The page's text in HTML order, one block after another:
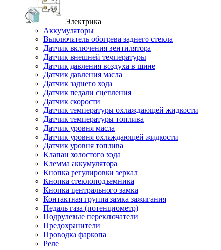
Электрика
Аккумуляторы
Выключатель обогрева заднего стекла
Датчик включения вентилятора
Датчик внешней температуры
Датчик давления воздуха в шине
Датчик давления масла
Датчик заднего хода
Датчик педали сцепления
Датчик скорости
Датчик температуры охлаждающей жидкости
Датчик температуры топлива
Датчик уровня масла
Датчик уровня охлаждающей жидкости
Датчик уровня топлива
Клапан холостого хода
Клемма аккумулятора
Кнопка регулировки зеркал
Кнопка стеклоподъемника
Кнопка центрального замка
Контактная группа замка зажигания
Педаль газа (потенциометр)
Подрулевые переключатели
Предохранители
Проводка фаркопа
Реле